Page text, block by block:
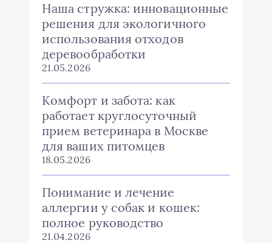
Наша стружка: инновационные
решения для экологичного
использования отходов
деревообработки
21.05.2026
Комфорт и забота: как
работает круглосуточный
прием ветеринара в Москве
для ваших питомцев
18.05.2026
Понимание и лечение
аллергии у собак и кошек:
полное руководство
21.04.2026